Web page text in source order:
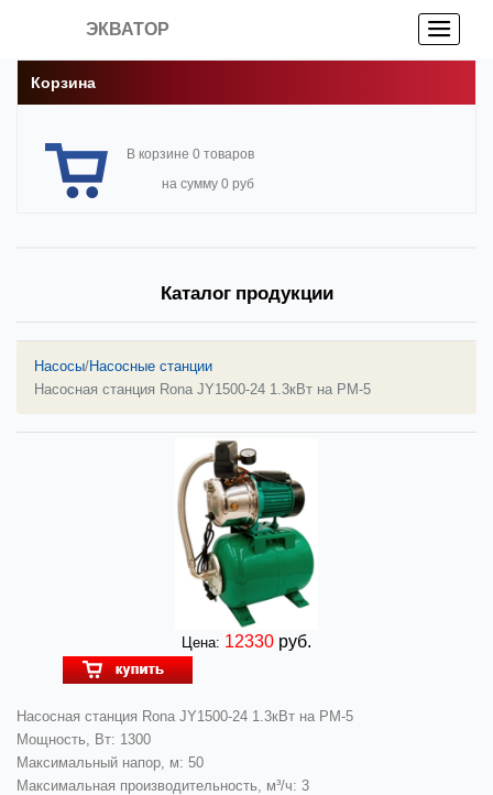
ЭКВАТОР
Корзина
В корзине 0 товаров
на сумму 0 руб
Каталог продукции
Насосы/Насосные станции
Насосная станция Rona JY1500-24 1.3кВт на PM-5
Цена: 12330 руб.
Насосная станция Rona JY1500-24 1.3кВт на PM-5
Мощность, Вт: 1300
Максимальный напор, м: 50
Максимальная производительность, м³/ч: 3